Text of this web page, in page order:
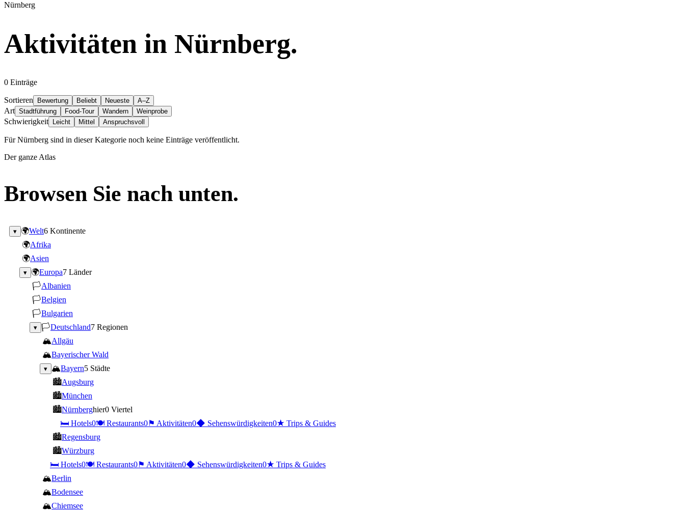
Nürnberg
Aktivitäten in Nürnberg.
0 Einträge
Sortieren Bewertung Beliebt Neueste A–Z
Art Stadtführung Food-Tour Wandern Weinprobe
Schwierigkeit Leicht Mittel Anspruchsvoll
Für Nürnberg sind in dieser Kategorie noch keine Einträge veröffentlicht.
Der ganze Atlas
Browsen Sie nach unten.
▾ 🌍Welt6 Kontinente
🌍Afrika
🌍Asien
▾ 🌍Europa7 Länder
🏳Albanien
🏳Belgien
🏳Bulgarien
▾ 🏳Deutschland7 Regionen
🏔Allgäu
🏔Bayerischer Wald
▾ 🏔Bayern5 Städte
🏙Augsburg
🏙München
🏙Nürnberghier0 Viertel
🛏 Hotels0🍽 Restaurants0⚑ Aktivitäten0◆ Sehenswürdigkeiten0★ Trips & Guides
🏙Regensburg
🏙Würzburg
🛏 Hotels0🍽 Restaurants0⚑ Aktivitäten0◆ Sehenswürdigkeiten0★ Trips & Guides
🏔Berlin
🏔Bodensee
🏔Chiemsee